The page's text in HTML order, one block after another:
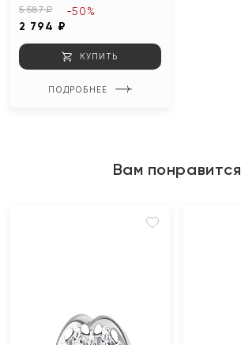
5 587 ₽
2 794 ₽
-50%
КУПИТЬ
ПОДРОБНЕЕ
Вам понравится